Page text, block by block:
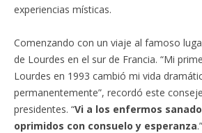
experiencias místicas.
Comenzando con un viaje al famoso
de Lourdes en el sur de Francia. “Mi
Lourdes en 1993 cambió mi vida
permanentemente”, recordó este
presidentes. “Vi a los enfermos
oprimidos con consuelo y esperanza